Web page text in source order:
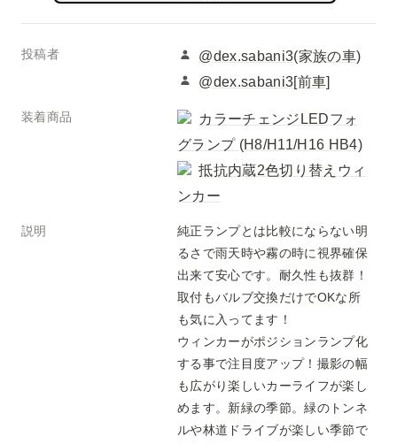
投稿者
@dex.sabani3(家族の車)
@dex.sabani3[前車]
装着商品
カラーチェンジLEDフォ
グランプ (H8/H11/H16 HB4)
抵抗内蔵2色切り替えウィ
ンカー
説明
純正ランプとは比較にならない明
るさで雨天時や霧の時に視界確保
出来て安心です。耐久性も抜群！
取付もバルブ交換だけでOKな所
も気に入ってます！
ウィンカーがポジションランプ化
する事で注目度アップ！撮影の幅
も広がり楽しいカーライフが楽し
めます。新緑の季節。緑のトンネ
ルや林道ドライブが楽しい季節で